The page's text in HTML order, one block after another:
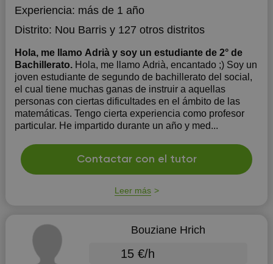
Experiencia: más de 1 año
Distrito: Nou Barrisy 127 otros distritos
Hola, me llamo Adrià y soy un estudiante de 2° de
Bachillerato. Hola, me llamo Adrià, encantado ;) Soy un
joven estudiante de segundo de bachillerato del social,
el cual tiene muchas ganas de instruir a aquellas
personas con ciertas dificultades en el ámbito de las
matemáticas. Tengo cierta experiencia como profesor
particular. He impartido durante un año y med...
Contactar con el tutor
Leer más
Bouziane Hrich
15 €/h